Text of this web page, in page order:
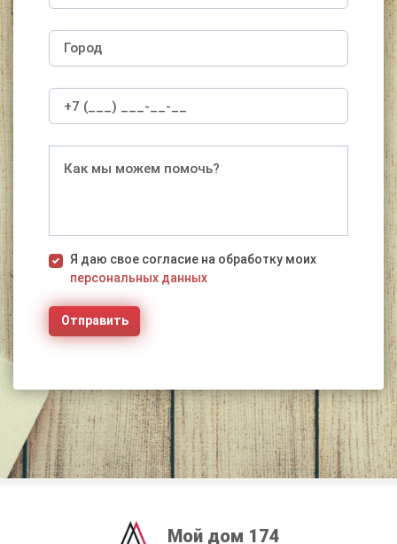
Я даю свое согласие на обработку моих
персональных данных
Отправить
Мой дом 174